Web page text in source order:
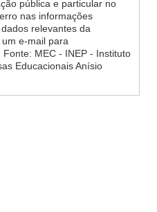
pública e particular no
nas informações
relevantes da
e-mail para
Fonte: MEC - INEP - Instituto
Educacionais Anísio